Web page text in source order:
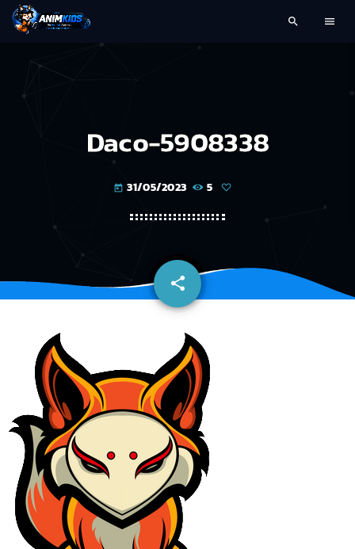
search menu
Daco-5908338
today 31/05/2023 5
share
email